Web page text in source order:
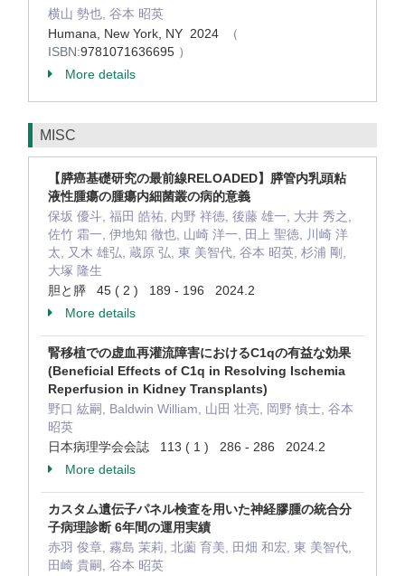
横山 勢也, 谷本 昭英
Humana, New York, NY 2024
（
ISBN:9781071636695 ）
More details
MISC
【膵癌基礎研究の最前線RELOADED】膵管内乳頭粘
液性腫瘍の腫瘍内細菌叢の病的意義
保坂 優斗, 福田 皓祐, 内野 祥徳, 後藤 雄一, 大井 秀之,
佐竹 霜一, 伊地知 徹也, 山崎 洋一, 田上 聖徳, 川崎 洋
太, 又木 雄弘, 蔵原 弘, 東 美智代, 谷本 昭英, 杉浦 剛,
大塚 隆生
胆と膵 45 ( 2 ) 189 - 196 2024.2
More details
腎移植での虚血再灌流障害におけるC1qの有益な効果
(Beneficial Effects of C1q in Resolving Ischemia
Reperfusion in Kidney Transplants)
野口 紘嗣, Baldwin William, 山田 壮亮, 岡野 慎士, 谷本
昭英
日本病理学会会誌 113 ( 1 ) 286 - 286 2024.2
More details
カスタム遺伝子パネル検査を用いた神経膠腫の統合分
子病理診断 6年間の運用実績
赤羽 俊章, 霧島 茉莉, 北薗 育美, 田畑 和宏, 東 美智代,
田崎 貴嗣, 谷本 昭英